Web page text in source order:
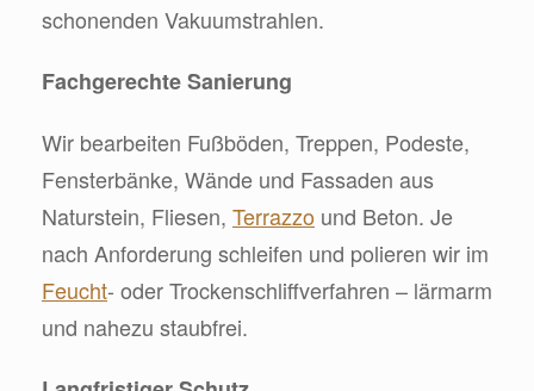
schonenden Vakuumstrahlen.
Fachgerechte Sanierung
Wir bearbeiten Fußböden, Treppen, Podeste,
Fensterbänke, Wände und Fassaden aus
Naturstein, Fliesen, Terrazzo und Beton. Je
nach Anforderung schleifen und polieren wir im
Feucht- oder Trockenschliffverfahren – lärmarm
und nahezu staubfrei.